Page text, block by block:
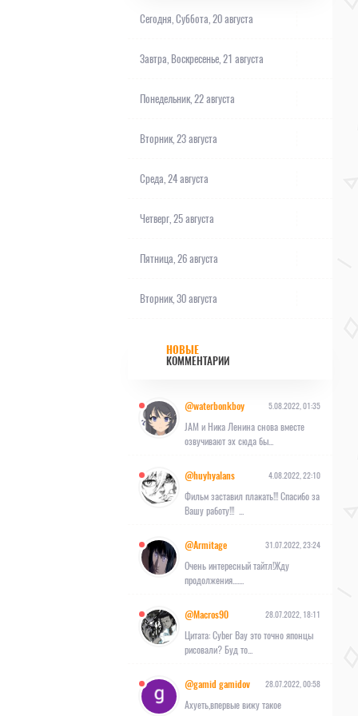
Сегодня, Суббота, 20 августа
Завтра, Воскресенье, 21 августа
Понедельник, 22 августа
Вторник, 23 августа
Среда, 24 августа
Четверг, 25 августа
Пятница, 26 августа
Вторник, 30 августа
НОВЫЕ
КОММЕНТАРИИ
@waterbonkboy 5.08.2022, 01:35
JAM и Ника Ленина снова вместе
озвучивают эх сюда бы...
@huyhyalans 4.08.2022, 22:10
Фильм заставил плакать!!! Спасибо за
Вашу работу!!! ...
@Armitage 31.07.2022, 23:24
Очень интересный тайтл!Жду
продолжения.......
@Macros90 28.07.2022, 18:11
Цитата: Cyber Вау это точно японцы
рисовали? Буд то...
@gamid gamidov 28.07.2022, 00:58
Ахуеть,впервые вижу такое